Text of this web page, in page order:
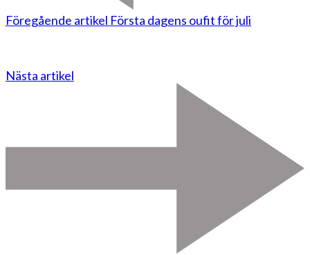
Föregående artikel Första dagens oufit för juli
Nästa artikel